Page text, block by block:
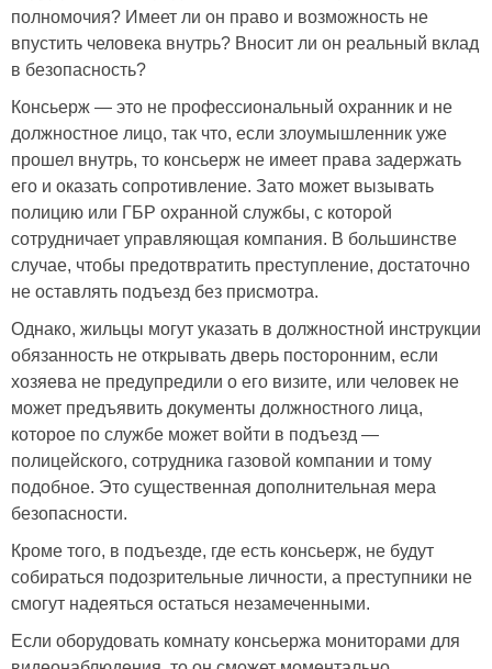
полномочия? Имеет ли он право и возможность не
впустить человека внутрь? Вносит ли он реальный вклад
в безопасность?
Консьерж — это не профессиональный охранник и не
должностное лицо, так что, если злоумышленник уже
прошел внутрь, то консьерж не имеет права задержать
его и оказать сопротивление. Зато может вызывать
полицию или ГБР охранной службы, с которой
сотрудничает управляющая компания. В большинстве
случае, чтобы предотвратить преступление, достаточно
не оставлять подъезд без присмотра.
Однако, жильцы могут указать в должностной инструкции
обязанность не открывать дверь посторонним, если
хозяева не предупредили о его визите, или человек не
может предъявить документы должностного лица,
которое по службе может войти в подъезд —
полицейского, сотрудника газовой компании и тому
подобное. Это существенная дополнительная мера
безопасности.
Кроме того, в подъезде, где есть консьерж, не будут
собираться подозрительные личности, а преступники не
смогут надеяться остаться незамеченными.
Если оборудовать комнату консьержа мониторами для